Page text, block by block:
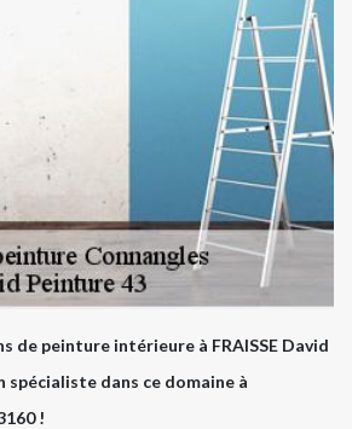
de peinture intérieure à FRAISSE David
spécialiste dans ce domaine à
!